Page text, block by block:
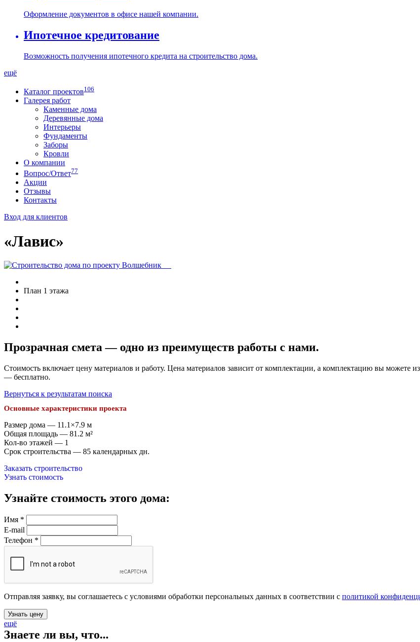
Оформление документов в офисе нашей компании.
Ипотечное кредитование
Возможность получения ипотечного кредита на строительство дома.
ещё
Каталог проектов106
Галерея работ
Каменные дома
Деревянные дома
Интерьеры
Фундаменты
Заборы
Кровли
О компании
Вопрос/Ответ77
Акции
Отзывы
Контакты
Вход для клиентов
«Лавис»
План 1 этажа
Прозрачная смета — одно из преимуществ работы с нами.
Стоимость включает цену материалов и работу. Цена материалов зависит от комплектации, а комплектацию вы можете
— бесплатно.
Вернуться к результатам поиска
Основные характеристики проекта
Размер дома — 11.1×7.9 м
Общая площадь — 81.2 м²
Кол-во этажей — 1
Срок строительства — 85 календарных дн.
Заказать строительство
Узнать стоимость
Узнайте стоимость этого дома:
Имя *
E-mail
Телефон *
Отправляя заявку, вы соглашаетесь с условиями обработки персональных данных в соответствии с политикой
ещё
Знаете ли вы, что...